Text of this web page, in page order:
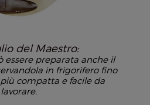
del Maestro:
essere preparata anche il
in frigorifero fino
più compatta e facile da
lavorare.